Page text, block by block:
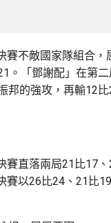
賽不敵國家隊組合，
。「鄧謝配」在第二
邦的強攻，再輸12
賽直落兩局21比17
賽以26比24、21比